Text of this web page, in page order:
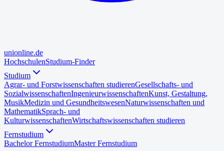
unionline.de
HochschulenStudium-Finder
Studium
Agrar- und Forstwissenschaften studierenGesellschafts- und
SozialwissenschaftenIngenieurwissenschaftenKunst, Gestaltung,
MusikMedizin und GesundheitswesenNaturwissenschaften und
MathematikSprach- und
KulturwissenschaftenWirtschaftswissenschaften studieren
Fernstudium
Bachelor FernstudiumMaster Fernstudium